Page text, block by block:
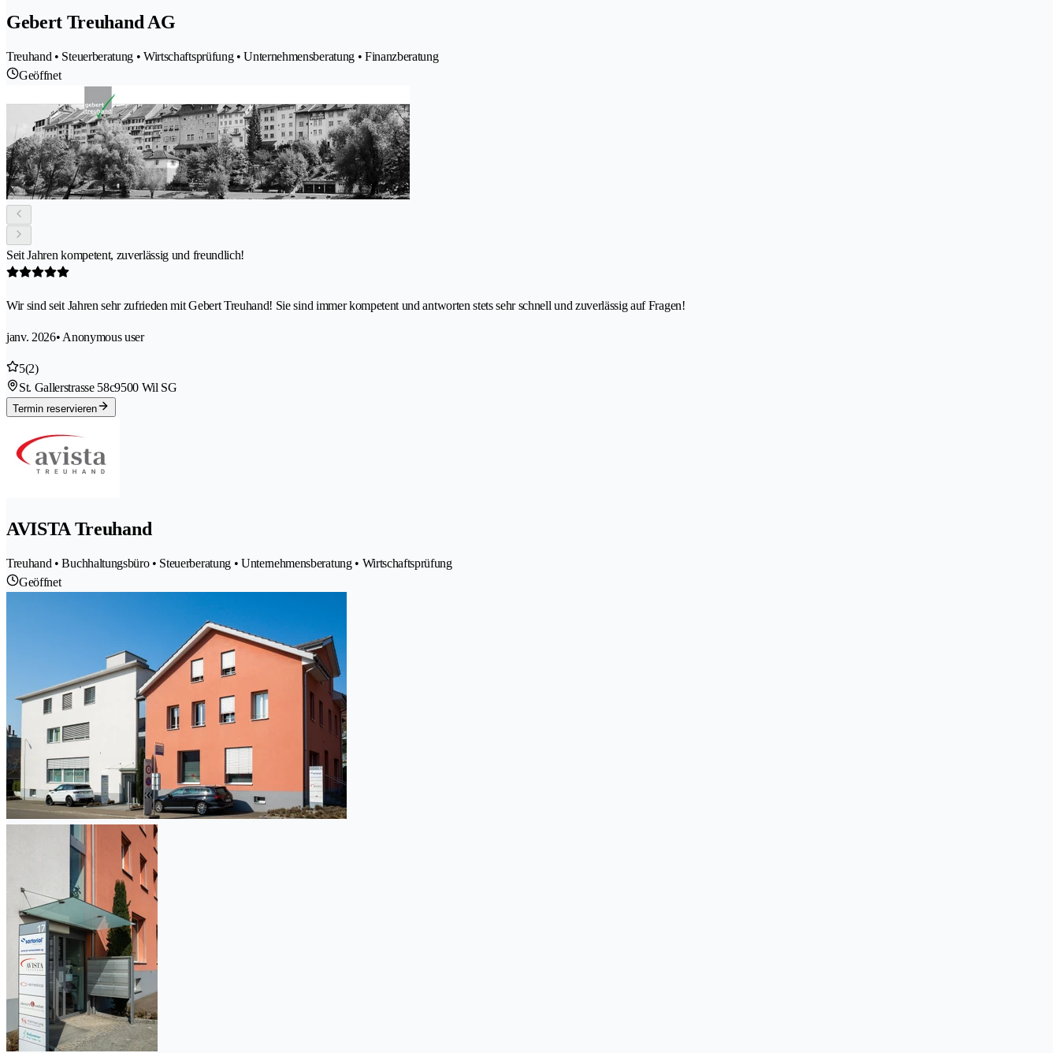
Gebert Treuhand AG
Treuhand • Steuerberatung • Wirtschaftsprüfung • Unternehmensberatung • Finanzberatung
Geöffnet
Seit Jahren kompetent, zuverlässig und freundlich!
Wir sind seit Jahren sehr zufrieden mit Gebert Treuhand! Sie sind immer kompetent und antworten stets sehr schnell und zuverlässig auf Fragen!
janv. 2026• Anonymous user
5(2)
St. Gallerstrasse 58c9500 Wil SG
Termin reservieren
AVISTA Treuhand
Treuhand • Buchhaltungsbüro • Steuerberatung • Unternehmensberatung • Wirtschaftsprüfung
Geöffnet